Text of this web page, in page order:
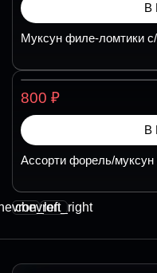
В
Муксун филе-ломтики
800 ₽
В
Ассорти форель/муксун
chevron_right